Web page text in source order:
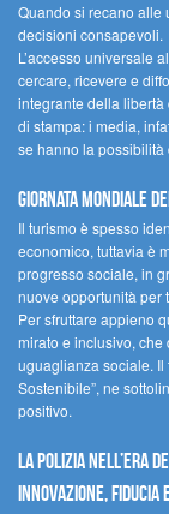
Quando si recano alle
decisioni consapevoli.
L’accesso universale
cercare, ricevere e
integrante della
di stampa: i media,
se hanno la
Giornata mondiale
Il turismo è spesso
economico, tuttavia è
progresso sociale, in
nuove opportunità per
Per sfruttare appieno
mirato e inclusivo,
uguaglianza sociale. Il
Sostenibile”, ne
positivo.
La polizia nell’era
innovazione, fiducia